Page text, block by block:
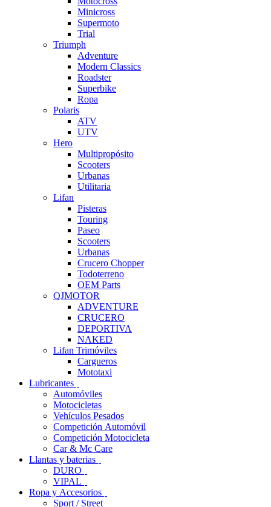
Minicross
Supermoto
Trial
Triumph
Adventure
Modern Classics
Roadster
Superbike
Ropa
Polaris
ATV
UTV
Hero
Multipropósito
Scooters
Urbanas
Utilitaria
Lifan
Pisteras
Touring
Paseo
Scooters
Urbanas
Crucero Chopper
Todoterreno
OEM Parts
QJMOTOR
ADVENTURE
CRUCERO
DEPORTIVA
NAKED
Lifan Trimóviles
Cargueros
Mototaxi
Lubricantes
Automóviles
Motocicletas
Vehículos Pesados
Competición Automóvil
Competición Motocicleta
Car & Mc Care
Llantas y baterias
DURO
VIPAL
Ropa y Accesorios
Sport / Street